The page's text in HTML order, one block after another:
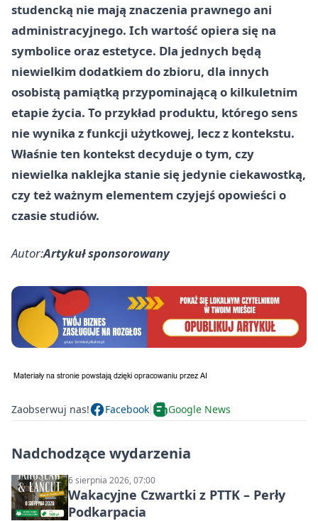
studencką nie mają znaczenia prawnego ani
administracyjnego. Ich wartość opiera się na
symbolice oraz estetyce. Dla jednych będą
niewielkim dodatkiem do zbioru, dla innych
osobistą pamiątką przypominającą o kilkuletnim
etapie życia. To przykład produktu, którego sens
nie wynika z funkcji użytkowej, lecz z kontekstu.
Właśnie ten kontekst decyduje o tym, czy
niewielka naklejka stanie się jedynie ciekawostką,
czy też ważnym elementem czyjejś opowieści o
czasie studiów.
Autor:Artykuł sponsorowany
Zaobserwuj nas! Facebook Google News
Nadchodzące wydarzenia
6 sierpnia 2026, 07:00
Wakacyjne Czwartki z PTTK – Perły
Podkarpacia